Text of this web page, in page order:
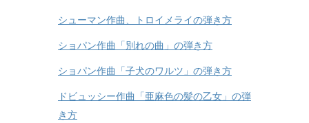
シューマン作曲、トロイメライの弾き方
ショパン作曲「別れの曲」の弾き方
ショパン作曲「子犬のワルツ」の弾き方
ドビュッシー作曲「亜麻色の髪の乙女」の弾
き方